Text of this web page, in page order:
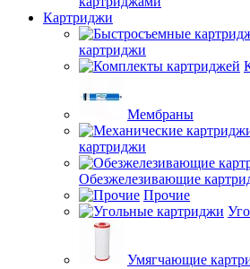
Картриджи
картриджи
Мембраны
картриджи
Обезжелезивающие
Прочие
Умягчающие